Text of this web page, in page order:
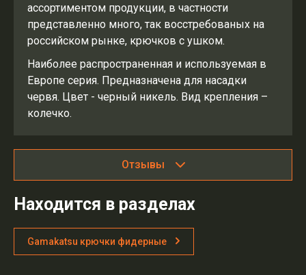
ассортиментом продукции, в частности
представленно много, так восстребованых на
российском рынке, крючков с ушком.
Наиболее распространенная и используемая в
Европе серия. Предназначена для насадки
червя. Цвет - черный никель. Вид крепления –
колечко.
Отзывы
Находится в разделах
Gamakatsu крючки фидерные